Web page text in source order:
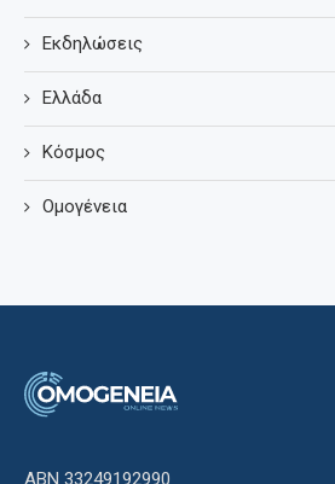
Εκδηλώσεις
Ελλάδα
Κόσμος
Ομογένεια
ΑΒΝ 33249192990